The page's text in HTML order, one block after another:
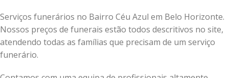
Serviços funerários no Bairro Céu Azul em Belo Horizonte.
Nossos preços de funerais estão todos descritivos no site,
atendendo todas as famílias que precisam de um serviço
funerário.